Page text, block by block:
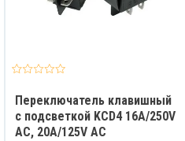
Переключатель клавишный
с подсветкой KCD4 16A/250V
AC, 20A/125V AC